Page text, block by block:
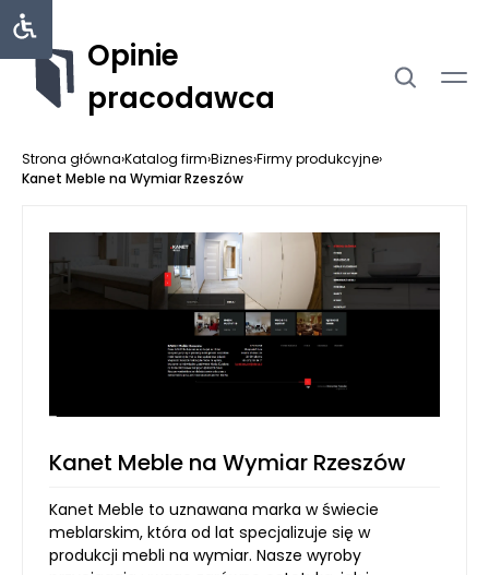
Opinie
pracodawca
Strona główna›Katalog firm›Biznes›Firmy produkcyjne›
Kanet Meble na Wymiar Rzeszów
Kanet Meble na Wymiar Rzeszów
Kanet Meble to uznawana marka w świecie
meblarskim, która od lat specjalizuje się w
produkcji mebli na wymiar. Nasze wyroby